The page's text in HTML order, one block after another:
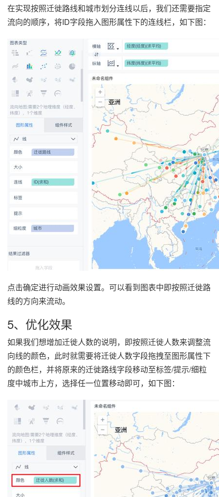
在实现按照迁徙路线和城市划分连线以后，我们还需要指定
流向的顺序，将ID字段拖入图形属性下的连线栏，如下图：
点击确定进行动画效果设置。可以看到图表中即按照迁徙路
线的方向来流动。
5、优化效果
如果我们想增加迁徙人数的说明，即按照迁徙人数来调整流
向线的颜色，此时就需要将迁徙人数字段拖拽至图形属性下
的颜色栏，并将原来的迁徙路线字段移动至标签/提示/细粒
度中城市上方，选择任一位置移动即可，如下图：